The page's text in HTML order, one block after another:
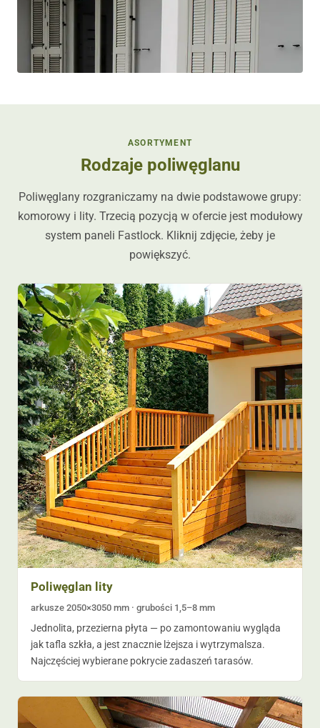
ASORTYMENT
Rodzaje poliwęglanu
Poliwęglany rozgraniczamy na dwie podstawowe grupy:
komorowy i lity. Trzecią pozycją w ofercie jest modułowy
system paneli Fastlock. Kliknij zdjęcie, żeby je
powiększyć.
Poliwęglan lity
arkusze 2050×3050 mm · grubości 1,5–8 mm
Jednolita, przezierna płyta — po zamontowaniu wygląda
jak tafla szkła, a jest znacznie lżejsza i wytrzymalsza.
Najczęściej wybierane pokrycie zadaszeń tarasów.